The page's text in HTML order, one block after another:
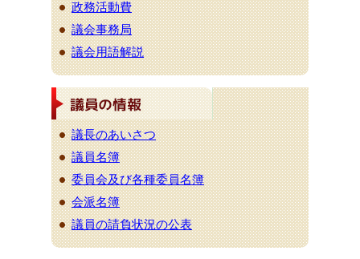
政務活動費
議会事務局
議会用語解説
議長のあいさつ
議員名簿
委員会及び各種委員名簿
会派名簿
議員の請負状況の公表